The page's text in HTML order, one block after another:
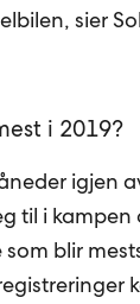
sier
i 2019?
igjen
til i
som blir